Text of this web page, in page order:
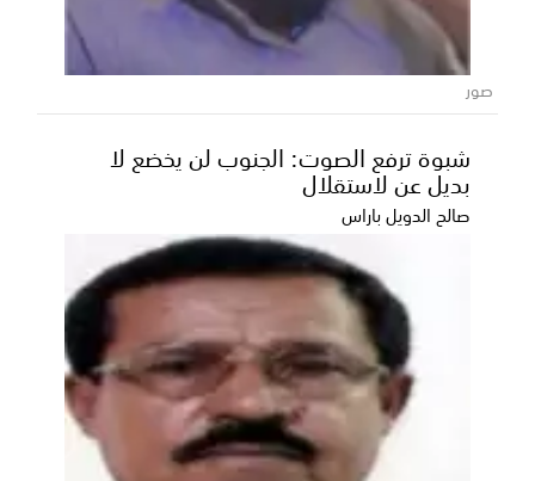
صور
شبوة ترفع الصوت: الجنوب لن يخضع لا
بديل عن لاستقلال
صالح الدويل باراس